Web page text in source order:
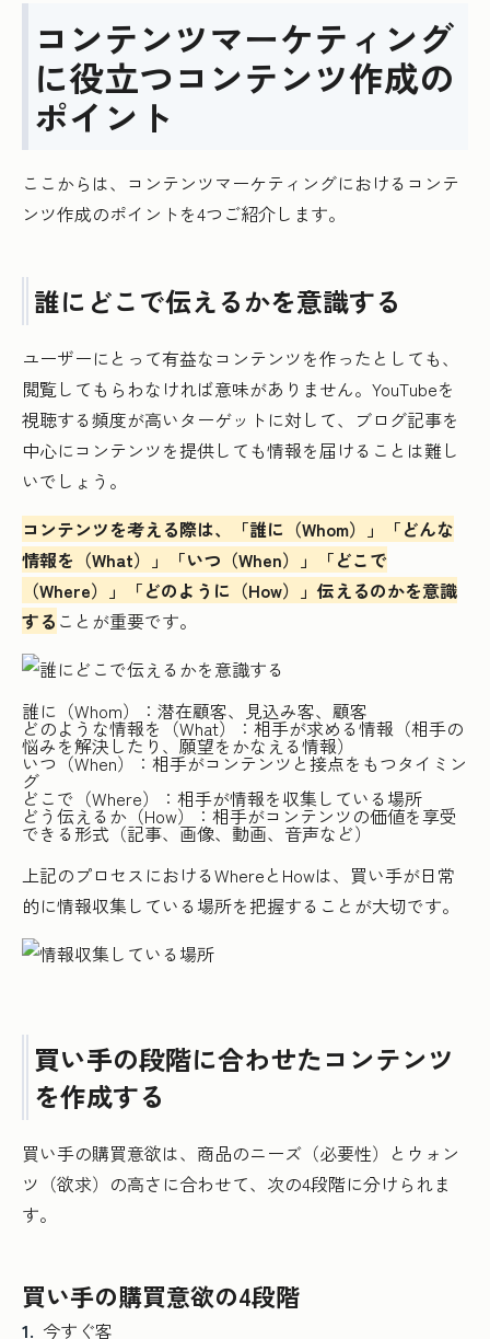
コンテンツマーケティング
に役立つコンテンツ作成の
ポイント
ここからは、コンテンツマーケティングにおけるコンテ
ンツ作成のポイントを4つご紹介します。
誰にどこで伝えるかを意識する
ユーザーにとって有益なコンテンツを作ったとしても、
閲覧してもらわなければ意味がありません。YouTubeを
視聴する頻度が高いターゲットに対して、ブログ記事を
中心にコンテンツを提供しても情報を届けることは難し
いでしょう。
コンテンツを考える際は、「誰に（Whom）」「どんな
情報を（What）」「いつ（When）」「どこで
（Where）」「どのように（How）」伝えるのかを意識
する ことが重要です。
誰に（Whom）：潜在顧客、見込み客、顧客
どのような情報を（What）：相手が求める情報（相手の
悩みを解決したり、願望をかなえる情報）
いつ（When）：相手がコンテンツと接点をもつタイミン
グ
どこで（Where）：相手が情報を収集している場所
どう伝えるか（How）：相手がコンテンツの価値を享受
できる形式（記事、画像、動画、音声など）
上記のプロセスにおけるWhereとHowは、買い手が日常
的に情報収集している場所を把握することが大切です。
買い手の段階に合わせたコンテンツ
を作成する
買い手の購買意欲は、商品のニーズ（必要性）とウォン
ツ（欲求）の高さに合わせて、次の4段階に分けられま
す。
買い手の購買意欲の4段階
今すぐ客